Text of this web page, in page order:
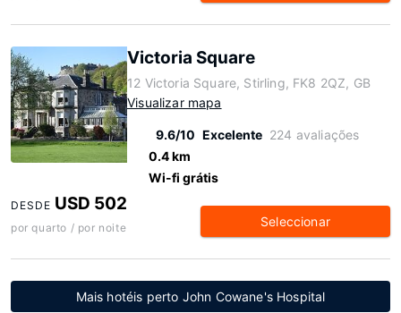
Victoria Square
12 Victoria Square, Stirling, FK8 2QZ, GB
Visualizar mapa
9.6/10 Excelente 224 avaliações
0.4 km
Wi-fi grátis
DESDE USD 502
por quarto / por noite Seleccionar
Mais hotéis perto John Cowane's Hospital